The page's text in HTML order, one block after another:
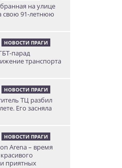
на улице
свою 91-летнюю
НОВОСТИ ПРАГИ
парад
транспорта
НОВОСТИ ПРАГИ
ТЦ разбил
Его засняла
НОВОСТИ ПРАГИ
Arena – время
приятных